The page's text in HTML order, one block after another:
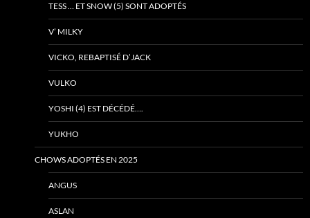
TESS … ET SNOW (5) SONT ADOPTÉS
V’ MILKY
VICKO, REBAPTISÉ D’JACK
VULKO
YOSHI (4) EST DÉCÉDÉ….
YUKHO
CHOWS ADOPTÉS EN 2025
ANGUS
ASLAN